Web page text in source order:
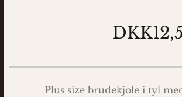
Plus size brudekjole i tyl